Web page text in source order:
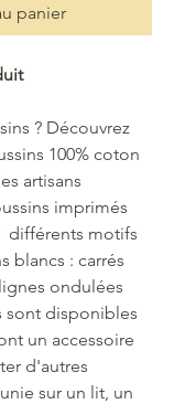
panier
? Découvrez
100% coton
artisans
imprimés
différents motifs
blancs : carrés
ondulées
sont disponibles
un accessoire
d'autres
sur un lit, un